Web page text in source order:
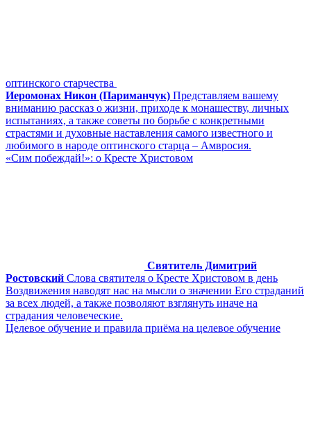
оптинского старчества
Иеромонах Никон (Париманчук) Представляем вашему
вниманию рассказ о жизни, приходе к монашеству, личных
испытаниях, а также советы по борьбе с конкретными
страстями и духовные наставления самого известного и
любимого в народе оптинского старца – Амвросия.
«Сим побеждай!»: о Кресте Христовом
Святитель Димитрий
Ростовский Слова святителя о Кресте Христовом в день
Воздвижения наводят нас на мысли о значении Его страданий
за всех людей, а также позволяют взглянуть иначе на
страдания человеческие.
Целевое обучение и правила приёма на целевое обучение